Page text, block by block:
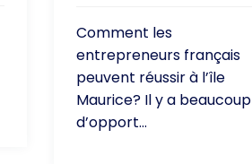
Comment les
entrepreneurs français
peuvent réussir à l’île
Maurice? Il y a beaucoup
d’opport...